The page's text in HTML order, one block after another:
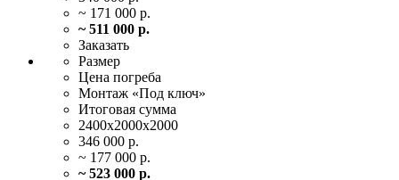
~ 171 000 р.
~ 511 000 р.
Заказать
Размер
Цена погреба
Монтаж «Под ключ»
Итоговая сумма
2400х2000х2000
346 000 р.
~ 177 000 р.
~ 523 000 р.